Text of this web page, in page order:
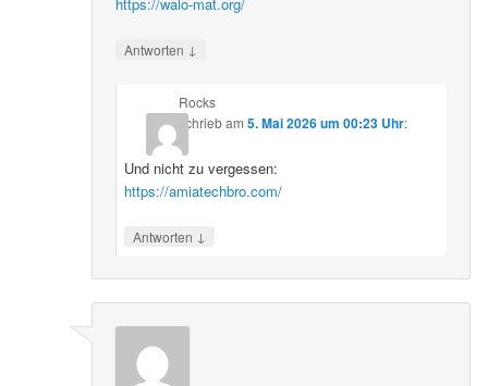
Antworten ↓
Rocks
schriebam 5. Mai 2026 um 00:23 Uhr:
Und nicht zu vergessen:
https://amiatechbro.com/
Antworten ↓